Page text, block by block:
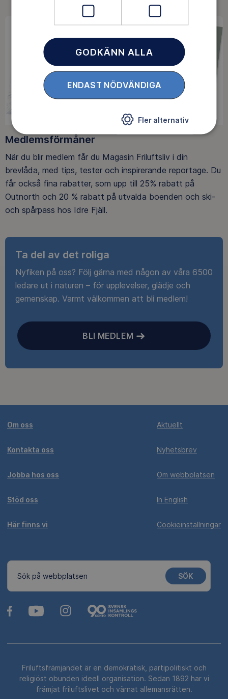
Medlemsförmåner
När du blir medlem får du Magasin Friluftsliv i din
brevlåda, med tips, tester och inspirerande reportage. Du
får också fina rabatter, som upp till 25% rabatt på
Outnorth och 20 % rabatt på utvalda boenden och ski-
och spårpass hos Idre Fjäll.
Ta del av det roliga
Nyfiken på oss? Följ gärna med någon av våra 6500
ledare ut i naturen – för upplevelser, glädje och
gemenskap. Varmt välkommen att bli medlem!
BLI MEDLEM
Om oss
Kontakta oss
Jobba hos oss
Stöd oss
Här finns vi
Aktuellt
Nyhetsbrev
Om webbplatsen
In English
Cookieinställningar
Sök på webbplatsen SÖK
Friluftsfrämjandet är en demokratisk, partipolitiskt och
religiöst obunden ideell organisation. Sedan 1892 har vi
främjat friluftslivet och värnat allemansrätten.
GODKÄNN ALLA
ENDAST NÖDVÄNDIGA
Fler alternativ